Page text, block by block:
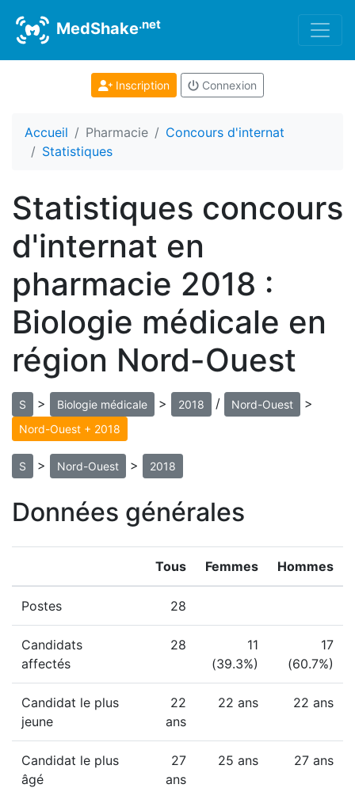
MedShake.net
Inscription Connexion
Accueil Pharmacie
Concours d'internat
Statistiques
Statistiques concours
d'internat en
pharmacie 2018 :
Biologie médicale en
région Nord-Ouest
S > Biologie médicale > 2018 / Nord-Ouest >
Nord-Ouest + 2018
S > Nord-Ouest > 2018
Données générales
Tous Femmes Hommes
Postes 28
Candidats
affectés
28
11
(39.3%)
17
(60.7%)
Candidat le plus
jeune
22
ans
22 ans 22 ans
Candidat le plus
âgé
27
ans
25 ans 27 ans